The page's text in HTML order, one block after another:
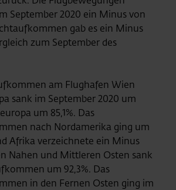
September 2020 ein Minus von
gab es ein Minus
zum September des
am Flughafen Wien
sank im September 2020 um
um 85,1%. Das
nach Nordamerika ging um
Afrika verzeichnete ein Minus
Nahen und Mittleren Osten sank
um 92,3%. Das
in den Fernen Osten ging im